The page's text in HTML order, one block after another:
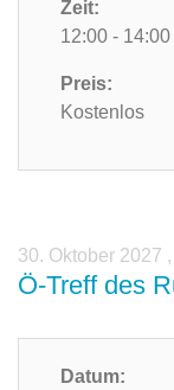
Zeit:
12:00 - 14:00
Preis:
Kostenlos
30. Oktober 2027 ,
Ö-Treff des
Datum: